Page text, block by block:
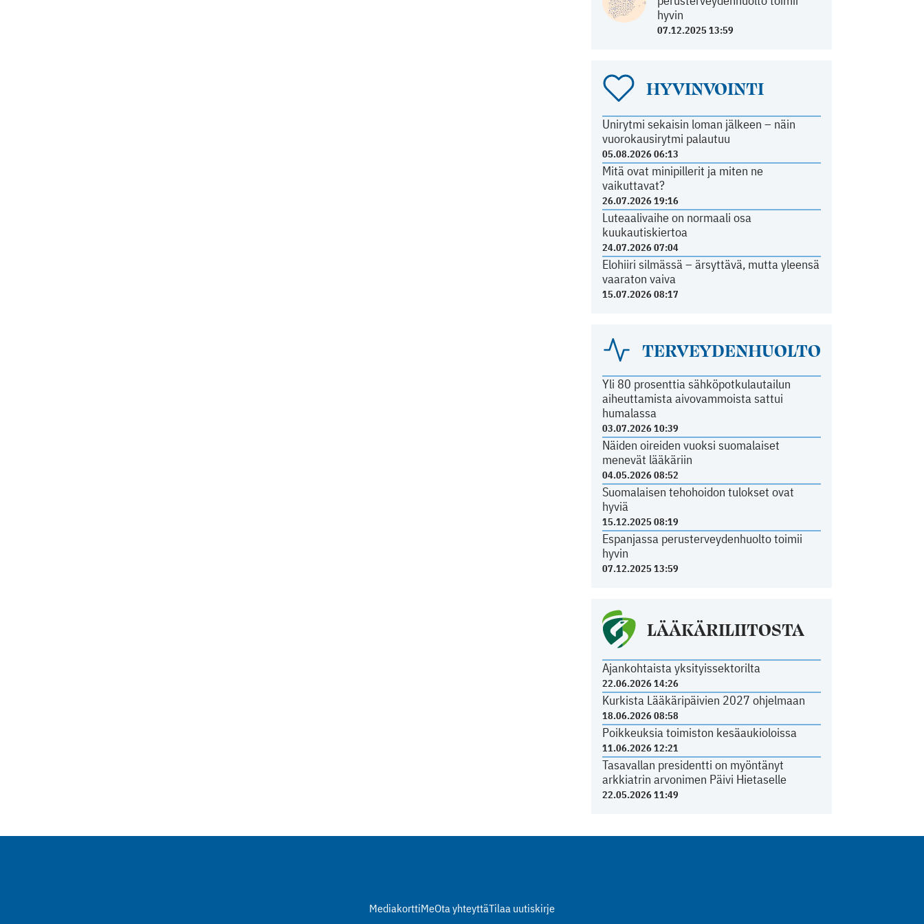
hyvin
07.12.2025 13:59
HYVINVOINTI
Unirytmi sekaisin loman jälkeen – näin
vuorokausirytmi palautuu
05.08.2026 06:13
Mitä ovat minipillerit ja miten ne
vaikuttavat?
26.07.2026 19:16
Luteaalivaihe on normaali osa
kuukautiskiertoa
24.07.2026 07:04
Elohiiri silmässä – ärsyttävä, mutta yleensä
vaaraton vaiva
15.07.2026 08:17
TERVEYDENHUOLTO
Yli 80 prosenttia sähköpotkulautailun
aiheuttamista aivovammoista sattui
humalassa
03.07.2026 10:39
Näiden oireiden vuoksi suomalaiset
menevät lääkäriin
04.05.2026 08:52
Suomalaisen tehohoidon tulokset ovat
hyviä
15.12.2025 08:19
Espanjassa perusterveydenhuolto toimii
hyvin
07.12.2025 13:59
LÄÄKÄRILIITOSTA
Ajankohtaista yksityissektorilta
22.06.2026 14:26
Kurkista Lääkäripäivien 2027 ohjelmaan
18.06.2026 08:58
Poikkeuksia toimiston kesäaukioloissa
11.06.2026 12:21
Tasavallan presidentti on myöntänyt
arkkiatrin arvonimen Päivi Hietaselle
22.05.2026 11:49
MediakorttiMeOta yhteyttäTilaa uutiskirje